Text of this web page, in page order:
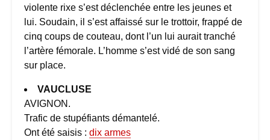
violente rixe s’est déclenchée entre les jeunes et
lui. Soudain, il s’est affaissé sur le trottoir, frappé de
cinq coups de couteau, dont l’un lui aurait tranché
l’artère fémorale. L’homme s’est vidé de son sang
sur place.
VAUCLUSE
AVIGNON.
Trafic de stupéfiants démantelé.
Ont été saisis : dix armes